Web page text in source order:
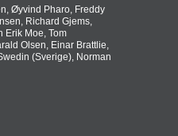
Øyvind Pharo, Freddy
Richard Gjems,
Erik Moe, Tom
Olsen, Einar Brattlie,
(Sverige), Norman